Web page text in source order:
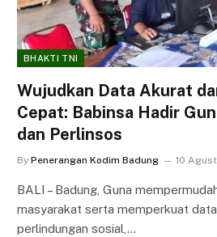
BHAKTI TNI
Wujudkan Data Akurat
Cepat: Babinsa Hadir
dan Perlinsos
By Penerangan Kodim Badung 10
BALI – Badung, Guna
masyarakat serta memperkuat
perlindungan sosial,…